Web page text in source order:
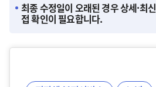
최종 수정일이 오래된 경우 상세·최
접 확인이 필요합니다.